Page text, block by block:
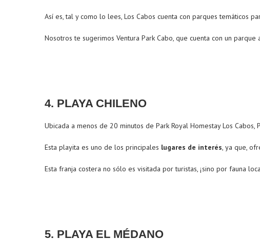
Así es, tal y como lo lees, Los Cabos cuenta con parques temáticos
Nosotros te sugerimos Ventura Park Cabo, que cuenta con un
4. PLAYA CHILENO
Ubicada a menos de 20 minutos de Park Royal Homestay Los
Esta playita es uno de los principales lugares de interés, ya que,
Esta franja costera no sólo es visitada por turistas, ¡sino por fauna
5. PLAYA EL MÉDANO